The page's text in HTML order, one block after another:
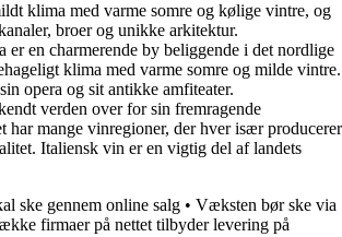
klima med varme somre og kølige vintre, og
broer og unikke arkitektur.
er en charmerende by beliggende i det nordlige
klima med varme somre og milde vintre.
opera og sit antikke amfiteater.
verden over for sin fremragende
har mange vinregioner, der hver især producerer
Italiensk vin er en vigtig del af landets
ske gennem online salg • Væksten bør ske via
firmaer på nettet tilbyder levering på